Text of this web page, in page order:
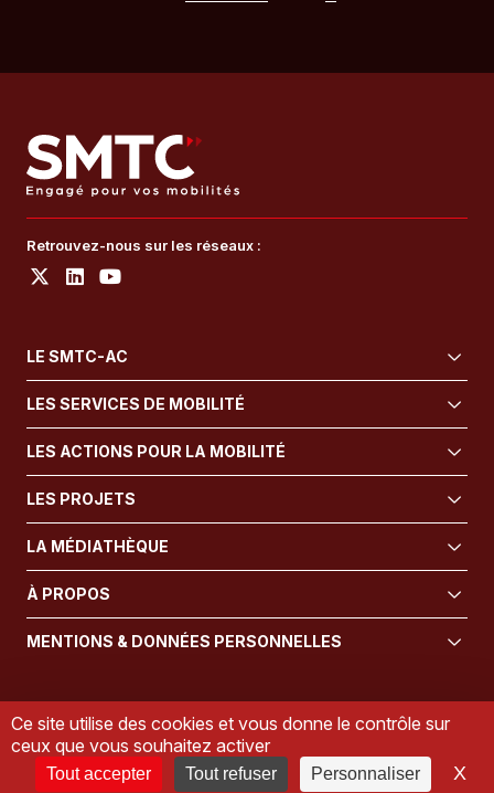
Ce site utilise des cookies et vous donne le contrôle sur
ceux que vous souhaitez activer
Tout accepter Tout refuser Personnaliser X
Retrouvez-nous sur les réseaux :
LE SMTC-AC
LES SERVICES DE MOBILITÉ
LES ACTIONS POUR LA MOBILITÉ
LES PROJETS
LA MÉDIATHÈQUE
À PROPOS
MENTIONS & DONNÉES PERSONNELLES